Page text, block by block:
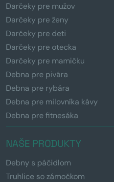
Darčeky pre mužov
Darčeky pre ženy
Darčeky pre deti
Darčeky pre otecka
Darčeky pre mamičku
Debna pre pivára
Debna pre rybára
Debna pre milovníka kávy
Debna pre fitnesáka
NAŠE PRODUKTY
Debny s páčidlom
Truhlice so zámočkom